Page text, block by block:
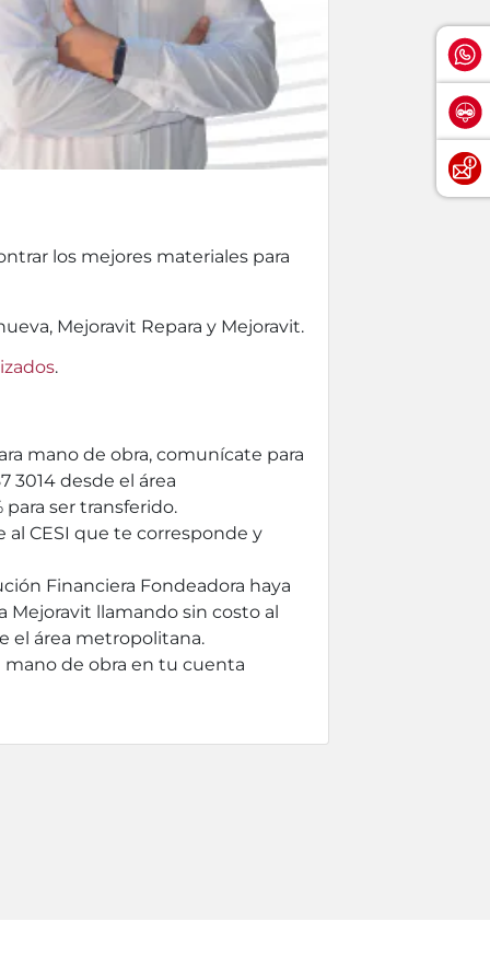
los mejores materiales para
Mejoravit Repara y Mejoravit.
.
mano de obra, comunícate para
3014 desde el área
ser transferido.
CESI que te corresponde y
Financiera Fondeadora haya
llamando sin costo al
el área metropolitana.
de obra en tu cuenta